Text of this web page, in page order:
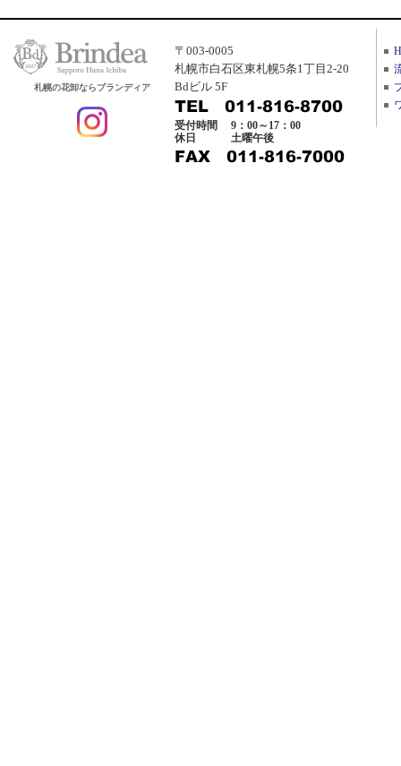
札幌の花卸ならブランディア
〒003-0005
札幌市白石区東札幌5条1丁目2-20
Bdビル 5F
受付時間
9：00～17：00
休日
土曜午後